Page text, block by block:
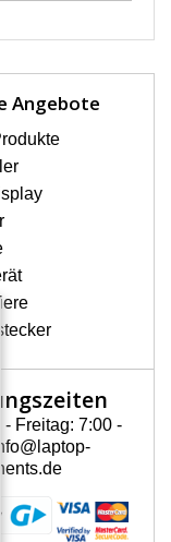
und
dem
z. B.
oder
VAIO
die hohe
erfüllen, also
Pixel, und
gesamte
Angebote
- Freitag: 7:00 -